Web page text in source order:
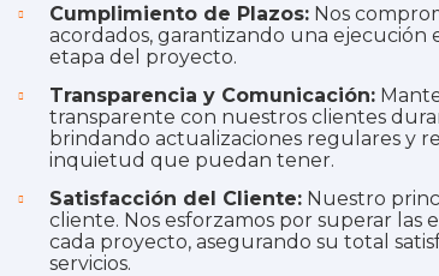
Cumplimiento de Plazos: Nos
acordados, garantizando una ejecución
etapa del proyecto.
Transparencia y Comunicación:
transparente con nuestros clientes
brindando actualizaciones regulares y
inquietud que puedan tener.
Satisfacción del Cliente: Nuestro
cliente. Nos esforzamos por superar las
cada proyecto, asegurando su total
servicios.